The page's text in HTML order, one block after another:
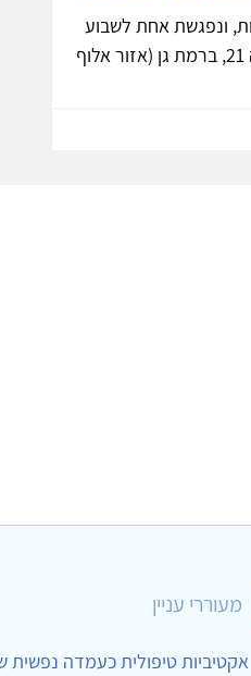
8 משתתפים.ות, ונפגשת אחת לשבוע
במשך שעה וחצי, בימי שלישי בשעה 21, ברמת גן (אזור אלוף
מעוררי עניין
אקטיביות טיפולית כעמדה נפשית